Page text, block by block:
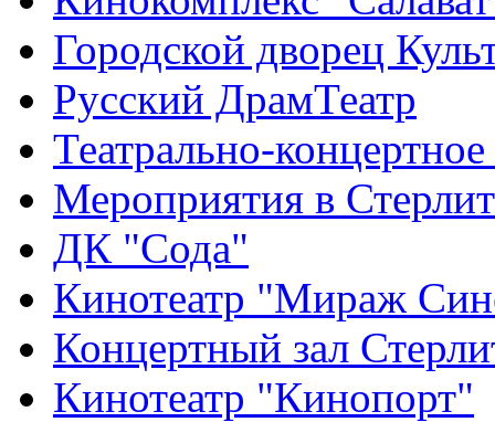
Городской дворец
Русский ДрамТеатр
Театрально-
Мероприятия в
ДК "Сода"
Кинотеатр "Мираж
Концертный зал
Кинотеатр "Кинопорт"